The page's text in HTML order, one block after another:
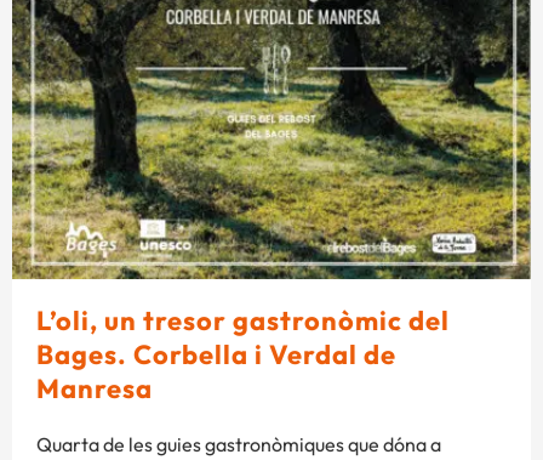
L’oli, un tresor gastronòmic del
Bages. Corbella i Verdal de
Manresa
Quarta de les guies gastronòmiques que dóna a